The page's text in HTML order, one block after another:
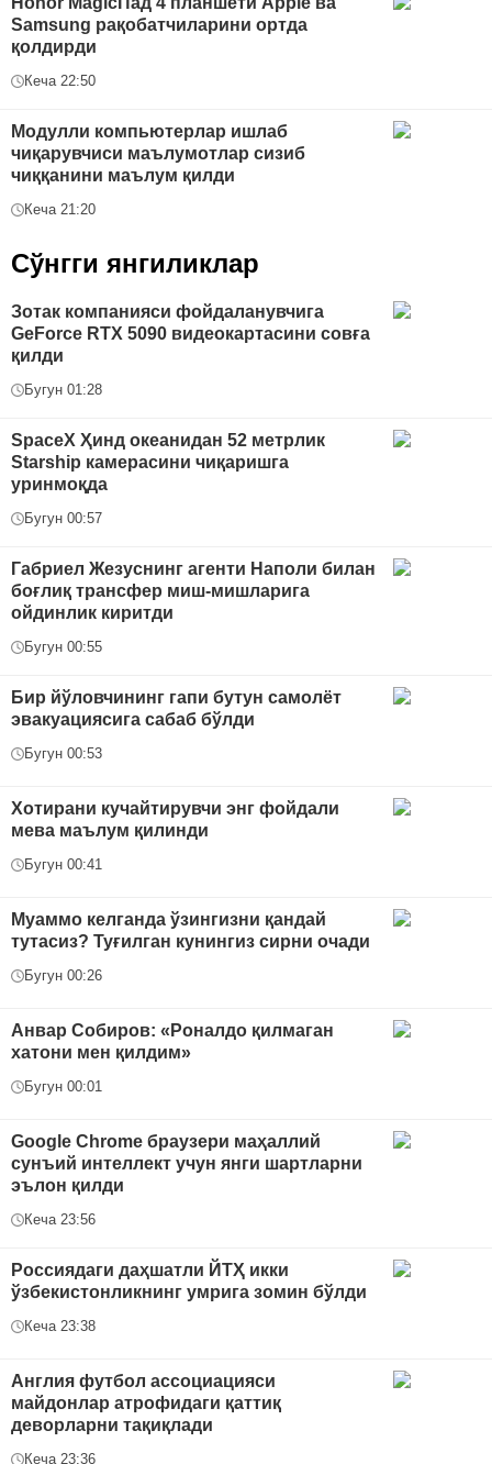
Samsung рақобатчиларини ортда
қолдирди
Кеча 22:50
Модулли компьютерлар ишлаб
чиқарувчиси маълумотлар сизиб
чиққанини маълум қилди
Кеча 21:20
Сўнгги янгиликлар
Зотак компанияси фойдаланувчига
GeForce RTX 5090 видеокартасини совға
қилди
Бугун 01:28
SpaceX Ҳинд океанидан 52 метрлик
Starship камерасини чиқаришга
уринмоқда
Бугун 00:57
Габриел Жезуснинг агенти Наполи билан
боғлиқ трансфер миш-мишларига
ойдинлик киритди
Бугун 00:55
Бир йўловчининг гапи бутун самолёт
эвакуациясига сабаб бўлди
Бугун 00:53
Хотирани кучайтирувчи энг фойдали
мева маълум қилинди
Бугун 00:41
Муаммо келганда ўзингизни қандай
тутасиз? Туғилган кунингиз сирни очади
Бугун 00:26
Анвар Собиров: «Роналдо қилмаган
хатони мен қилдим»
Бугун 00:01
Google Chrome браузери маҳаллий
сунъий интеллект учун янги шартларни
эълон қилди
Кеча 23:56
Россиядаги даҳшатли ЙТҲ икки
ўзбекистонликнинг умрига зомин бўлди
Кеча 23:38
Англия футбол ассоциацияси
майдонлар атрофидаги қаттиқ
деворларни тақиқлади
Кеча 23:36